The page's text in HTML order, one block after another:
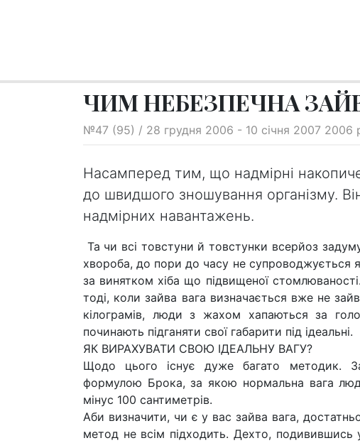
ЧИМ НЕБЕЗПЕЧНА
№47 (95) / 28 грудня 2006 - 10 січня 2007 2006
Насамперед тим, що надмірні
до швидшого зношування організму.
надмірних навантажень.
Та чи всі товстуни й товстунки всерйоз
хвороба, до пори до часу не супроводжується
за винятком хіба що підвищеної
тоді, коли зайва вага визначається вже не
кілограмів, люди з жахом хапаються за
починають підганяти свої габарити під ідеальні.
ЯК ВИРАХУВАТИ СВОЮ ІДЕАЛЬНУ ВАГУ?
Щодо цього існує дуже багато методик.
формулою Брока, за якою нормальна вага
мінус 100 сантиметрів.
Аби визначити, чи є у вас зайва вага,
метод не всім підходить. Дехто,